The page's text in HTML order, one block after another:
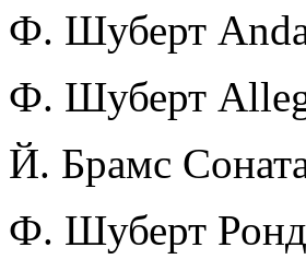
Ф. Шуберт
Ф. Шуберт
Й. Брамс
Ф. Шуберт